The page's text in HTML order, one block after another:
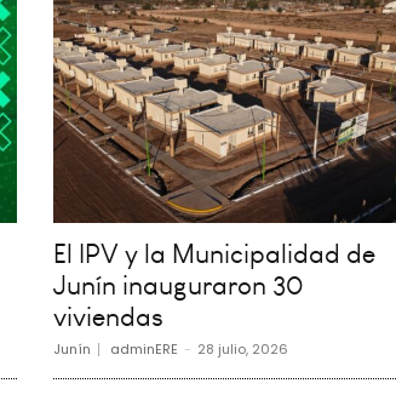
El IPV y la Municipalidad de
Junín inauguraron 30
viviendas
Junín adminERE - 28 julio, 2026